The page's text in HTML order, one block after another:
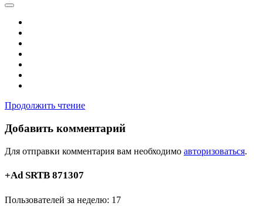
Продолжить чтение
Добавить комментарий
Для отправки комментария вам необходимо авторизоваться.
+Ad SRTB 871307
Пользователей за неделю: 17